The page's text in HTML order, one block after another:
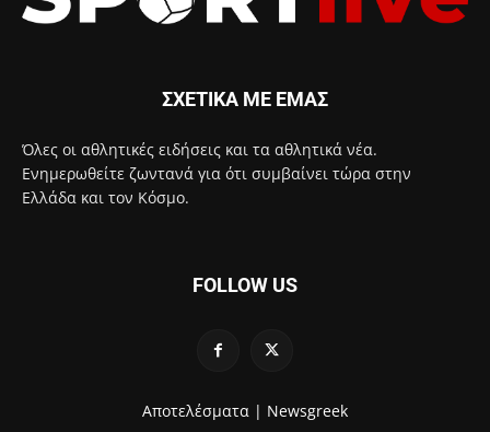
ΣΧΕΤΙΚΑ ΜΕ ΕΜΑΣ
Όλες οι αθλητικές ειδήσεις και τα αθλητικά νέα.
Ενημερωθείτε ζωντανά για ότι συμβαίνει τώρα στην
Ελλάδα και τον Κόσμο.
FOLLOW US
Αποτελέσματα | Newsgreek